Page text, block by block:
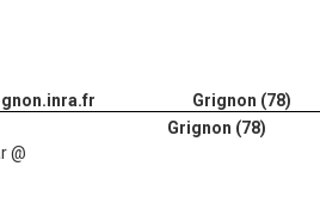
Grignon (78)
Grignon (78)
@